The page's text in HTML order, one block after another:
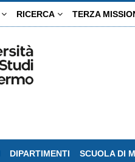
RICERCA TERZA
DIPARTIMENTI SCUOLA DI